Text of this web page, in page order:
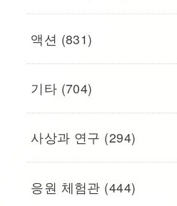
액션 (831)
기타 (704)
사상과 연구 (294)
응원 체험관 (444)